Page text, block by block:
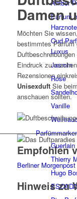
Amber
Parfum
Oud
Luxus
Jasmin
Rose
Vanille
Thierry
Hugo
Damen
Möchten Sie
bestimmtes Parfüm
Eindruck zu
Rezensionen
UnisexduftSie
anschauen sollten.
Empfohlen
Berliner Morgenpost
Hinweis zu